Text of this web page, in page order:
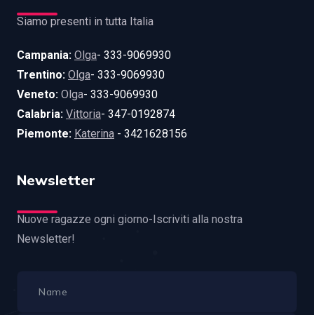
Siamo presenti in tutta Italia
Campania: Olga- 333-9069930
Trentino: Olga- 333-9069930
Veneto: Olga- 333-9069930
Calabria: Vittoria- 347-0192874
Piemonte: Katerina - 3421628156
Newsletter
Nuove ragazze ogni giorno-Iscriviti alla nostra
Newsletter!